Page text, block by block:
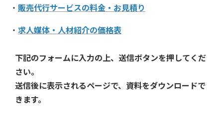
・ 販売代行サービスの料金・お見積り
・ 求人媒体・人材紹介の価格表
下記のフォームに入力の上、送信ボタンを押してくだ
さい。
送信後に表示されるページで、資料をダウンロードで
きます。